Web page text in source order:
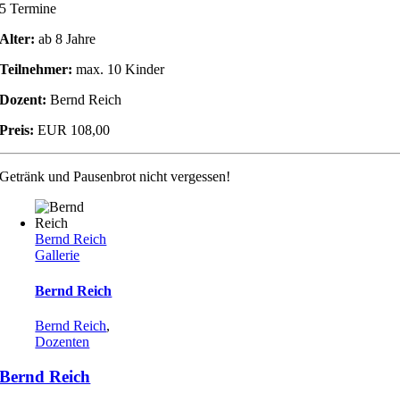
5 Termine
Alter: ab 8 Jahre
Teilnehmer: max. 10 Kinder
Dozent: Bernd Reich
Preis: EUR 108,00
Getränk und Pausenbrot nicht vergessen!
Bernd Reich
Gallerie
Bernd Reich
Bernd Reich,
Dozenten
Bernd Reich